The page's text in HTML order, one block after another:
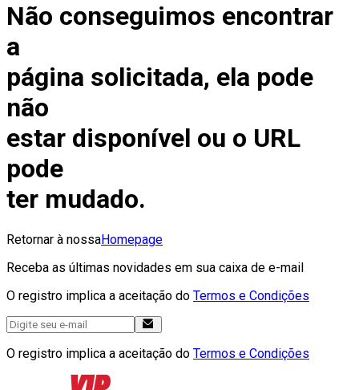
Não conseguimos encontrar
a
página solicitada, ela pode
não
estar disponível ou o URL
pode
ter mudado.
Retornar à nossaHomepage
Receba as últimas novidades em sua caixa de e-mail
O registro implica a aceitação do Termos e Condições
O registro implica a aceitação do Termos e Condições